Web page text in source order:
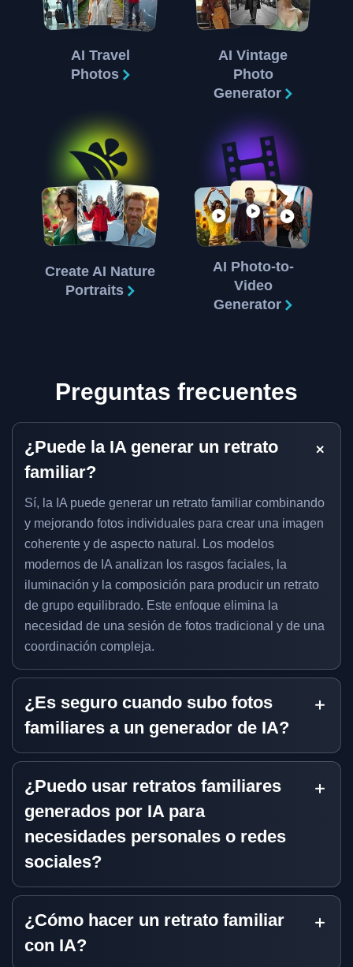
AI Travel
Photos
AI Vintage
Photo
Generator
Create AI Nature
Portraits
AI Photo-to-
Video
Generator
Preguntas frecuentes
¿Puede la IA generar un retrato
familiar?
Sí, la IA puede generar un retrato familiar combinando
y mejorando fotos individuales para crear una imagen
coherente y de aspecto natural. Los modelos
modernos de IA analizan los rasgos faciales, la
iluminación y la composición para producir un retrato
de grupo equilibrado. Este enfoque elimina la
necesidad de una sesión de fotos tradicional y de una
coordinación compleja.
¿Es seguro cuando subo fotos
familiares a un generador de IA?
¿Puedo usar retratos familiares
generados por IA para
necesidades personales o redes
sociales?
¿Cómo hacer un retrato familiar
con IA?